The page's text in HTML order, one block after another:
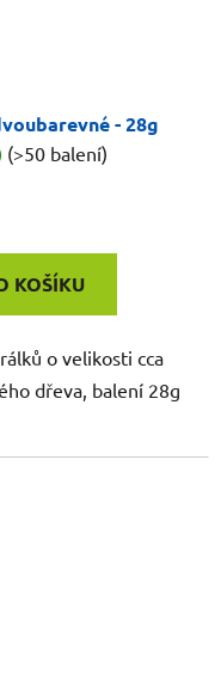
- 28g
(>50 balení)
KOŠÍKU
o velikosti cca
dřeva, balení 28g